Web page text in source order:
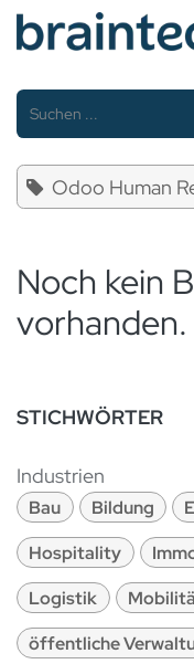
Zum Inhalt springen
Odoo Human
Noch kein
vorhanden.
STICHWÖRTER
Industrien
Bau Bildung
Hospitality
Logistik
öffentliche